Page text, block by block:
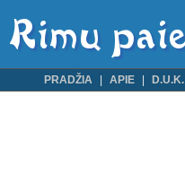
PRADŽIA APIE D.U.K.